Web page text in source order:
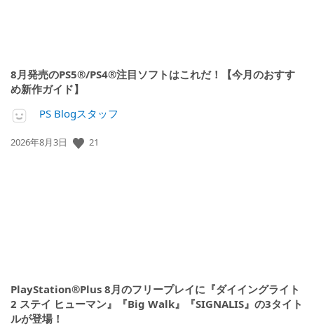
8月発売のPS5®/PS4®注目ソフトはこれだ！【今月のおすす
め新作ガイド】
PS Blogスタッフ
公
2026年8月3日 21
PlayStation®Plus 8月のフリープレイに『ダイイングライト
2 ステイ ヒューマン』『Big Walk』『SIGNALIS』の3タイト
ルが登場！